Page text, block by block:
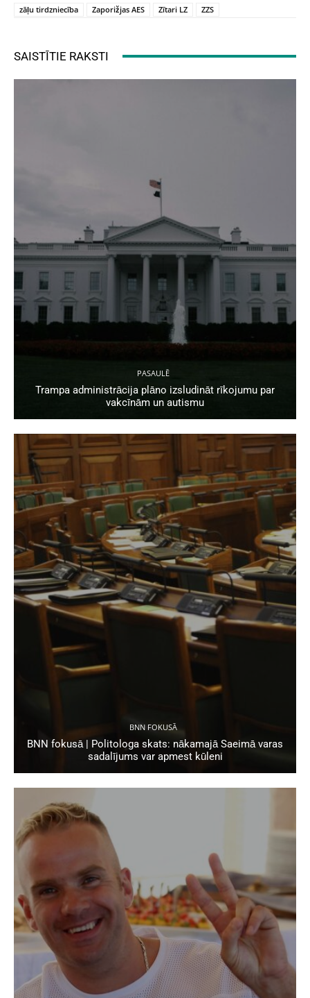
zāļu tirdzniecība
Zaporižjas AES Zītari LZ ZZS
SAISTĪTIE RAKSTI
PASAULĒ
Trampa administrācija plāno izsludināt rīkojumu par
vakcīnām un autismu
BNN FOKUSĀ
BNN fokusā | Politologa skats: nākamajā Saeimā varas
sadalījums var apmest kūleni